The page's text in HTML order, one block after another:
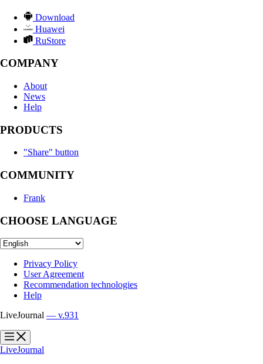
Download
Huawei
RuStore
COMPANY
About
News
Help
PRODUCTS
"Share" button
COMMUNITY
Frank
CHOOSE LANGUAGE
Privacy Policy
User Agreement
Recommendation technologies
Help
LiveJournal — v.931
?
?
LiveJournal